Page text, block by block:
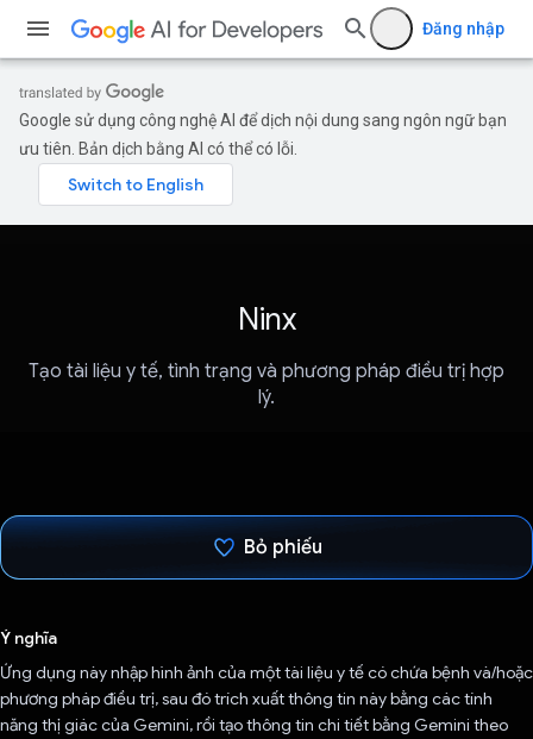
Đăng nhập
Google sử dụng công nghệ AI để dịch nội dung sang ngôn ngữ bạn
ưu tiên. Bản dịch bằng AI có thể có lỗi.
Ninx
Tạo tài liệu y tế, tình trạng và phương pháp điều trị hợp
lý.
Bỏ phiếu
Ý nghĩa
Ứng dụng này nhập hình ảnh của một tài liệu y tế có chứa bệnh và/hoặc
phương pháp điều trị, sau đó trích xuất thông tin này bằng các tính
năng thị giác của Gemini, rồi tạo thông tin chi tiết bằng Gemini theo